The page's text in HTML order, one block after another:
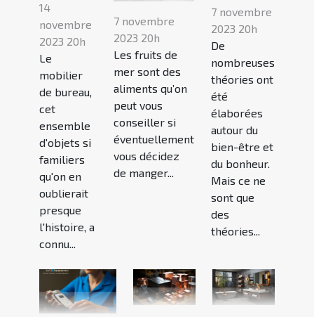
14
novembre
2023 20h
Le
mobilier
de bureau,
cet
ensemble
d'objets si
familiers
qu'on en
oublierait
presque
l'histoire, a
connu...
7 novembre
2023 20h
Les fruits de
mer sont des
aliments qu’on
peut vous
conseiller si
éventuellement
vous décidez
de manger...
7 novembre
2023 20h
De
nombreuses
théories ont
été
élaborées
autour du
bien-être et
du bonheur.
Mais ce ne
sont que
des
théories...